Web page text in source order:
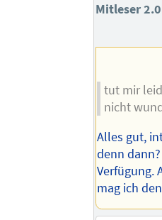
Mitleser 2.0
tut mir
nicht
Alles gut,
denn
Verfügung.
mag ich